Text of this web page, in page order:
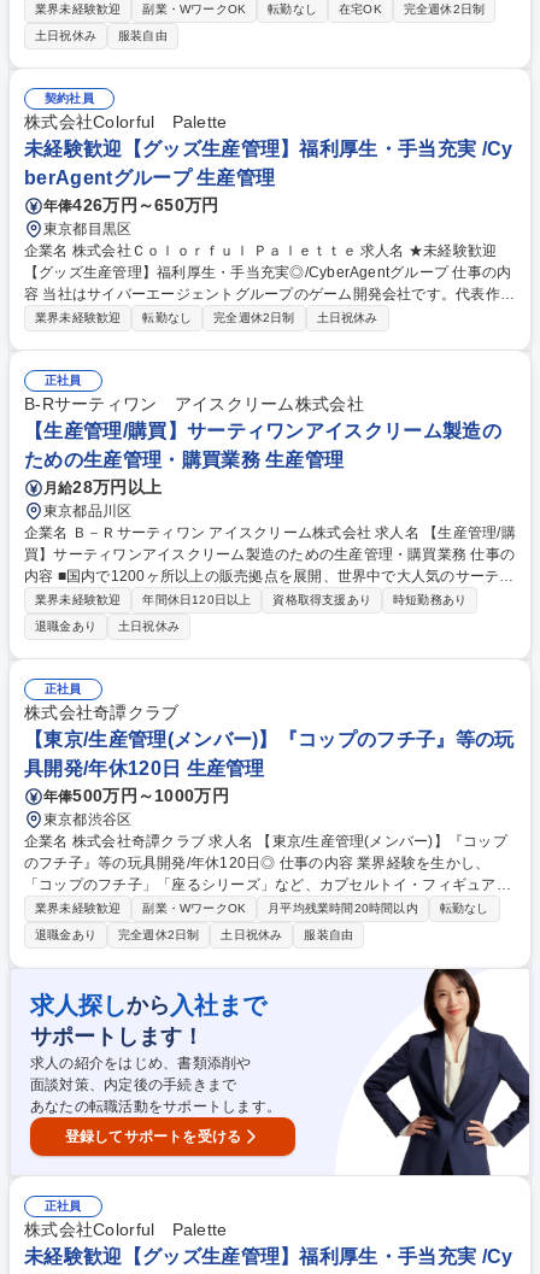
て、生産管理チームのサポートをお任せします。受発注や在庫管理などを
通じ、ブランドのものづくりを支えるポジションの募集です ■Excelでの
書類作成（発注書等）■荷物の発送・追跡・開梱■サンプルスケジュール管
理■撮影用サンプル管理■各種サンプルのチェック・管理・発送手配■その
他庶務（荷受け等）やサポート業務全般。急成長中のブランドであり、主
体性やスピード感が求められる環境です。チームで協力し、ブランドの理
想のモノづくりに寄り添いながら、幅広い経験を積むことができます。 募
集職種 表参道【生産管理アシスタント】小嶋陽菜プロデュース/フレック
ス・土日祝休
業界未経験歓迎 副業・WワークOK 転勤なし 在宅OK
完全週休2日制
土日祝休み
服装自由
契約社員
株式会社Colorful Palette
未経験歓迎【グッズ生産管理】福利厚生・手当充実 /Cy
berAgentグループ 生産管理
年俸426万円～650万円
東京都目黒区
企業名 株式会社Ｃｏｌｏｒｆｕｌ Ｐａｌｅｔｔｅ 求人名 ★未経験歓迎
【グッズ生産管理】福利厚生・手当充実◎/CyberAgentグループ 仕事の内
容 当社はサイバーエージェントグループのゲーム開発会社です。代表作で
ある『プロジェクトセカイ カラフルステージ！ feat. 初音ミク』の開発・
定を含め一貫して携わっていただきます。 【具体的には】■グッズの見積
もり・入稿・納品までの一連の業務 ■サプライヤーハンドリングやコス
ト・納期の交渉 ■発注書・請求書の対応や商品企画・製造ライン調整 募集
職種 ★未経験歓迎【グッズ生産管理】福利厚生・手当充実◎/CyberAgent
グループ
業界未経験歓迎 転勤なし 完全週休2日制 土日祝休み
正社員
B-Rサーティワン アイスクリーム株式会社
【生産管理/購買】サーティワンアイスクリーム製造の
ための生産管理・購買業務 生産管理
月給28万円以上
東京都品川区
企業名 Ｂ－Ｒサーティワン アイスクリーム株式会社 求人名 【生産管理/購
買】サーティワンアイスクリーム製造のための生産管理・購買業務 仕事の
内容 ■国内で1200ヶ所以上の販売拠点を展開、世界中で大人気のサーティ
ワンアイスクリームを作るための原材料（乳・糖・添加物など）や 店舗で
使用する包材や食材の管理部署で業務に携わっていただきます。 ■ 主な業
務は以下の通りです。 ・販売計画に基づく生産計画立案・在庫管理 ・自
社工場（富士小山・神戸三木）や協力工場間の調整 ・原料・資材の購買調
達、納期管理（輸入含む） ・購買コスト管理 ・サプライヤー管理 募集職
種 【生産管理/購買】サーティワンアイスクリーム製造のための生産管
理・購買業務
業界未経験歓迎 年間休日120日以上 資格取得支援あり
時短勤務あり
退職金あり
土日祝休み
正社員
株式会社奇譚クラブ
【東京/生産管理(メンバー)】『コップのフチ子』等の玩
具開発/年休120日 生産管理
年俸500万円～1000万円
東京都渋谷区
企業名 株式会社奇譚クラブ 求人名 【東京/生産管理(メンバー)】『コップ
のフチ子』等の玩具開発/年休120日◎ 仕事の内容 業界経験を生かし、
「コップのフチ子」「座るシリーズ」など、カプセルトイ・フィギュア商
品の企画開発を手掛ける当社にて、生産管理・品質管理業務をお任せしま
す。中国工場との連携をしながら生産スケジュール 管理および量産時の品
質管理を中心にご担当いただきます。【業務詳細】■生産スケジュールの
作成および工程管理 ■中国工場との納期・仕様・品質に関する調整／交渉
■受発注に伴う工場との各種調整・確認業務 ■量産時の品質管理・改善対
応 ※毎月10商品以上を継続的にリリースしており、複数商品を並行して
進行いただきます。 ※出荷日確定後の工場とのやり取りや各種調整業務
は、営業アシスタントへ引き継ぎとなります。 募集職種 【東京/生産管理
(メンバー)】『コップのフチ子』等の玩具開発/年休120日◎
業界未経験歓迎 副業・WワークOK 月平均残業時間20時間以内
転勤なし
退職金あり
完全週休2日制 土日祝休み 服装自由
求人探しから 入社まで
サポートします！
求人の紹介をはじめ、書類添削や
面談対策、内定後の手続きまで
あなたの転職活動をサポートします。
登録してサポートを受ける
正社員
株式会社Colorful Palette
未経験歓迎【グッズ生産管理】福利厚生・手当充実 /Cy